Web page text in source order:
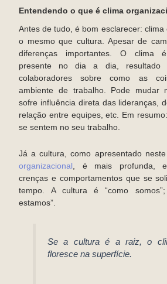
Entendendo o que é clima
Antes de tudo, é bom esclarecer: clima
o mesmo que cultura. Apesar de
diferenças importantes. O clima
presente no dia a dia, resultado
colaboradores sobre como as
ambiente de trabalho. Pode mudar
sofre influência direta das lideranças,
relação entre equipes, etc. Em
se sentem no seu trabalho.
Já a cultura, como apresentado neste
organizacional, é mais profunda,
crenças e comportamentos que se
tempo. A cultura é “como
estamos”.
Se a cultura é a raiz, o
floresce na superfície.